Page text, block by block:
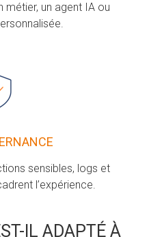
métier, un agent IA ou
sensibles, logs et
l’expérience.
IL ADAPTÉ À